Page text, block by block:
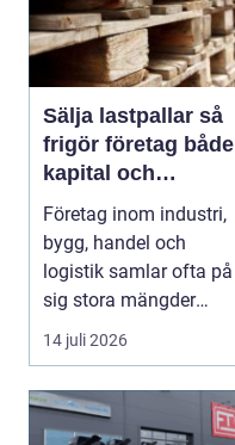
Sälja lastpallar så
frigör företag både
kapital och
lagerutrymme
Företag inom industri,
bygg, handel och
logistik samlar ofta på
sig stora mängder
lastpallar. De tar...
14 juli 2026